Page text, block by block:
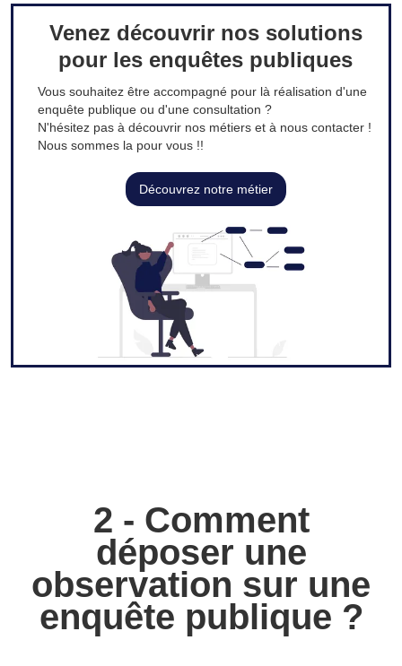
Venez découvrir nos solutions
pour les enquêtes publiques
Vous souhaitez être accompagné pour là réalisation d'une
enquête publique ou d'une consultation ?
N'hésitez pas à découvrir nos métiers et à nous contacter !
Nous sommes la pour vous !!
Découvrez notre métier
2 - Comment
déposer une
observation sur une
enquête publique ?